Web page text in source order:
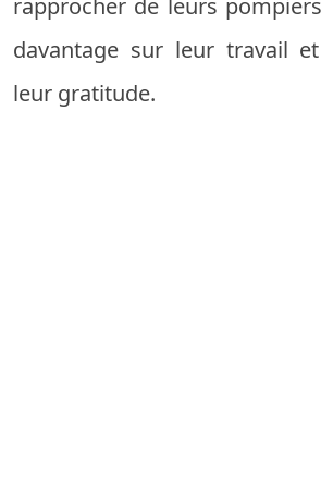
rapprocher de leurs
davantage sur leur travail
leur gratitude.